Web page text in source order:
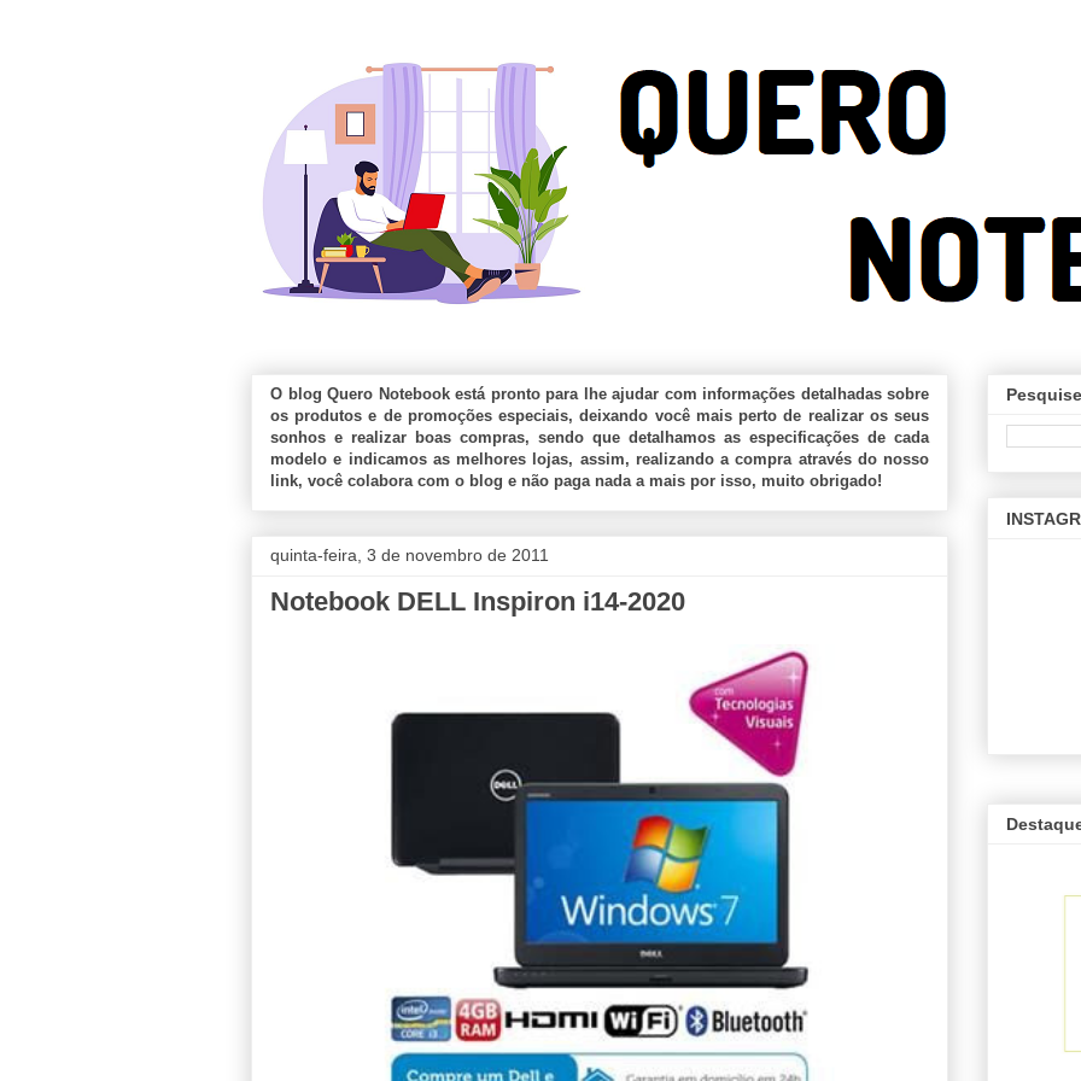
O blog Quero Notebook está pronto para lhe ajudar com informações detalhadas sobre
os produtos e de promoções especiais, deixando você mais perto de realizar os seus
sonhos e realizar boas compras, sendo que detalhamos as especificações de cada
modelo e indicamos as melhores lojas, assim, realizando a compra através do nosso
link, você colabora com o blog e não paga nada a mais por isso, muito obrigado!
quinta-feira, 3 de novembro de 2011
Notebook DELL Inspiron i14-2020